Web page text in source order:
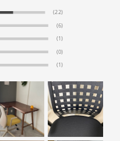
(22)
(6)
(1)
(0)
(1)